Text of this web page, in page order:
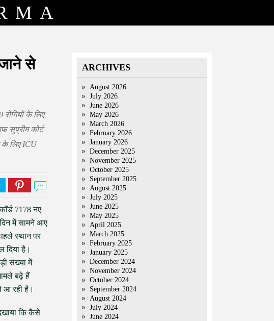
से
के लिए
सुप्रीम कोर्ट
के लिए ICU
7178 नए
में सामने आए
स्थान पर
है।
संख्या में
बढ़े हैं
आ रही है।
कि कैसे
ARCHIVES
August 2026
July 2026
June 2026
May 2026
March 2026
February 2026
January 2026
December 2025
November 2025
October 2025
September 2025
August 2025
July 2025
June 2025
May 2025
April 2025
March 2025
February 2025
January 2025
December 2024
November 2024
October 2024
September 2024
August 2024
July 2024
June 2024